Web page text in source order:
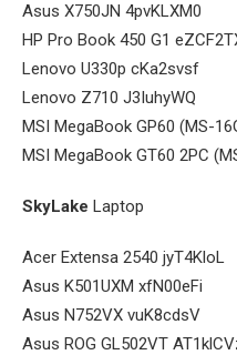
Asus X750JN 4pvKLXM0
HP Pro Book 450 G1
Lenovo U330p cKa2svsf
Lenovo Z710 J3IuhyWQ
MSI MegaBook GP60 (MS-
MSI MegaBook GT60 2PC
SkyLake Laptop
Acer Extensa 2540 jyT4KloL
Asus K501UXM xfN00eFi
Asus N752VX vuK8cdsV
Asus ROG GL502VT